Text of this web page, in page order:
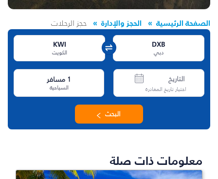
الصفحة الرئيسية الحجز والإدارة
حجز الرحلات
DXB
دبي
KWI
الكويت
التاريخ
اختيار تاريخ المغادرة
1 مسافر
السياحية
البحث
معلومات ذات صلة